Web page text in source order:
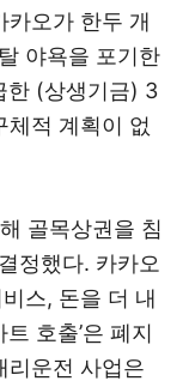
카오가 한두 개
야욕을 포기한
한 (상생기금) 3
적 계획이 없
골목상권을 침
정했다. 카카오
스, 돈을 더 내
호출’은 폐지
리운전 사업은